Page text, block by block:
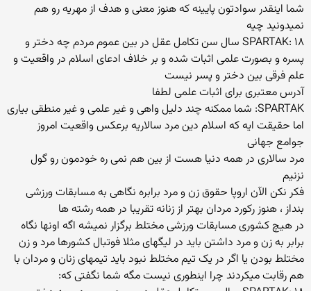
شما اینقدر سوادتون پایینه که هنوز معنی و هدف از مهریه رو هم
نمیدونید چیه
SPARTAK: ۱۸ سال سن تکامل عقل در بین عموم مردم چه دختر و
پسره و بصورت علمی اثبات شده و بر خلاف ادعای اسلام در واقعیت و
علم فرقی بین دختر و پسر نیست
آدرس معتبری برای اثبات علمی لطفا
SPARTAK: شما ممکنه چند دلیل واهی و غیر علمی و غیر منطقی بیاری
اما حقیقت ایه که اسلام دین مرد سالاریه برعکس واقعیت امروز
جوامع جهانی
مرد سالاری در همه دنیا هست از بین هم نمی ره خودمون رو گول
نزنیم
فکر نکن الآن اروپا حقوق زن و مرد برابره نگاهی به مسابقات ورزشی
بنداز ، هنوز رکورد مردان بهتر از زنانه تقریبا در همه رشته ها
در هیچ کشوری مسابقات ورزشی مختلط برگزار نمیشه اگه اونها نگاه
برابر به زن و مرد داشتن باید در لیگهای مثلا فوتبال کشورها مرد و زن
مختلط بودن یا اگر در یک تیم مختلط نبود باید تیمهای زنان و مردان با
هم رقابت میکردند چرا اینطوری نیست مگه شما نگفتی که: